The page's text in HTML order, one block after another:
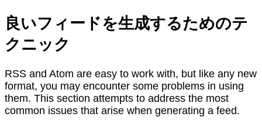
良いフィードを生成するためのテ
クニック
RSS and Atom are easy to work with, but like any new
format, you may encounter some problems in using
them. This section attempts to address the most
common issues that arise when generating a feed.